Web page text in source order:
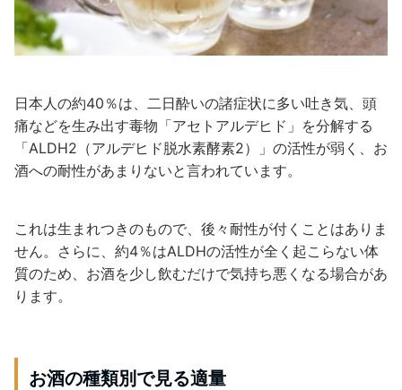
日本人の約40％は、二日酔いの諸症状に多い吐き気、頭
痛などを生み出す毒物「アセトアルデヒド」を分解する
「ALDH2（アルデヒド脱水素酵素2）」の活性が弱く、お
酒への耐性があまりないと言われています。
これは生まれつきのもので、後々耐性が付くことはありま
せん。さらに、約4％はALDHの活性が全く起こらない体
質のため、お酒を少し飲むだけで気持ち悪くなる場合があ
ります。
お酒の種類別で見る適量